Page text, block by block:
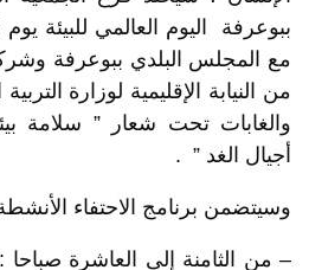
مع المجلس البلدي ببوعرفة
من النيابة الإقليمية لوزارة
والغابات تحت شعار ” سلامة
أجيال الغد ” .
وسيتضمن برنامج الاحتفاء الأنشطة
– من الثامنة إلى العاشرة